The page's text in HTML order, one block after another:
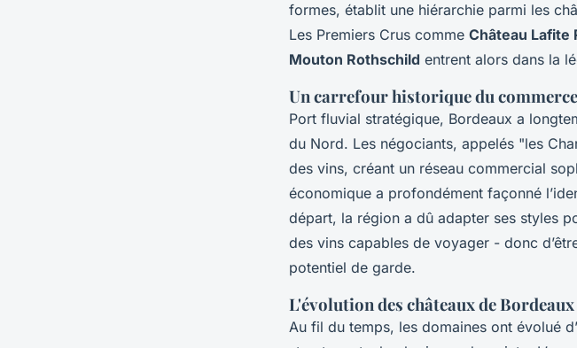
formes, établit une hiérarchie parmi les
Les Premiers Crus comme Château Lafite
Mouton Rothschild entrent alors dans la
Un carrefour historique du
Port fluvial stratégique, Bordeaux a
du Nord. Les négociants, appelés "les
des vins, créant un réseau commercial
économique a profondément façonné
départ, la région a dû adapter ses styles
des vins capables de voyager - donc
potentiel de garde.
L'évolution des châteaux de Bordeaux
Au fil du temps, les domaines ont évolué